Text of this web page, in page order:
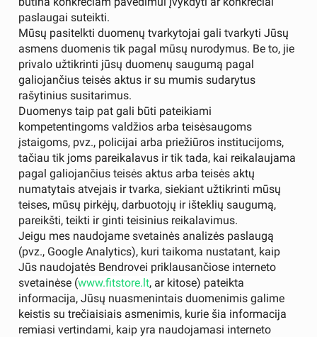
paslaugai suteikti.
Mūsų pasitelkti duomenų tvarkytojai gali tvarkyti Jūsų
asmens duomenis tik pagal mūsų nurodymus. Be to, jie
privalo užtikrinti jūsų duomenų saugumą pagal
galiojančius teisės aktus ir su mumis sudarytus
rašytinius susitarimus.
Duomenys taip pat gali būti pateikiami
kompetentingoms valdžios arba teisėsaugoms
įstaigoms, pvz., policijai arba priežiūros institucijoms,
tačiau tik joms pareikalavus ir tik tada, kai reikalaujama
pagal galiojančius teisės aktus arba teisės aktų
numatytais atvejais ir tvarka, siekiant užtikrinti mūsų
teises, mūsų pirkėjų, darbuotojų ir išteklių saugumą,
pareikšti, teikti ir ginti teisinius reikalavimus.
Jeigu mes naudojame svetainės analizės paslaugą
(pvz., Google Analytics), kuri taikoma nustatant, kaip
Jūs naudojatės Bendrovei priklausančiose interneto
svetainėse (www.fitstore.lt, ar kitose) pateikta
informacija, Jūsų nuasmenintais duomenimis galime
keistis su trečiaisiais asmenimis, kurie šia informacija
remiasi vertindami, kaip yra naudojamasi interneto